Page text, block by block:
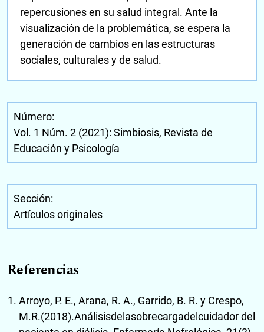
repercusiones en su salud integral. Ante la
visualización de la problemática, se espera la
generación de cambios en las estructuras
sociales, culturales y de salud.
Número:
Vol. 1 Núm. 2 (2021): Simbiosis, Revista de
Educación y Psicología
Sección:
Artículos originales
Referencias
Arroyo, P. E., Arana, R. A., Garrido, B. R. y Crespo,
M.R.(2018).Análisisdelasobrecargadelcuidador del